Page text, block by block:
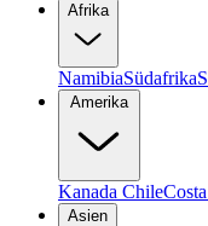
Afrika
NamibiaSüdafrika
Amerika
Kanada Chile
Asien